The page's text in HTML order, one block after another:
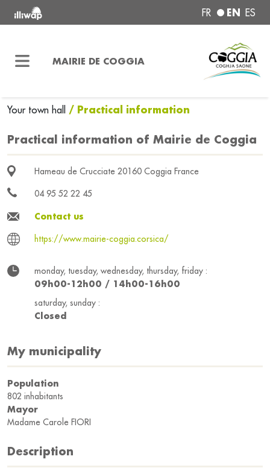
FR EN ES
MAIRIE DE COGGIA
Your town hall / Practical information
Practical information of Mairie de Coggia
Hameau de Crucciate 20160 Coggia France
04 95 52 22 45
Contact us
https://www.mairie-coggia.corsica/
monday, tuesday, wednesday, thursday, friday :
09h00-12h00 / 14h00-16h00
saturday, sunday :
Closed
My municipality
Population
802 inhabitants
Mayor
Madame Carole FIORI
Description